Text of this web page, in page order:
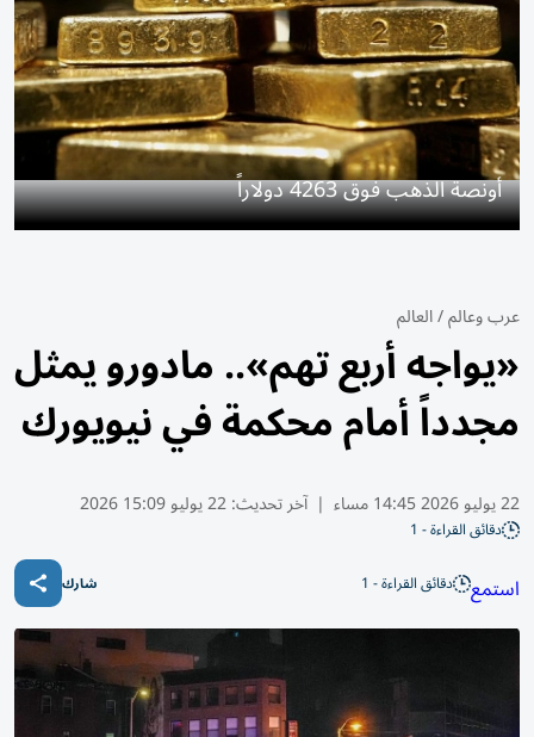
أونصة الذهب فوق 4263 دولاراً
عرب وعالم/العالم
«يواجه أربع تهم».. مادورو يمثل
مجدداً أمام محكمة في نيويورك
22 يوليو 2026 14:45 مساء | آخر تحديث:22 يوليو 15:09 2026
دقائق القراءة - 1
استمع دقائق القراءة - 1 شارك